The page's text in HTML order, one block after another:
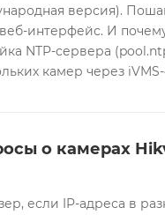
версия).
интерфейс. И
NTP-сервера
камер через
о камерах
если IP-адреса в